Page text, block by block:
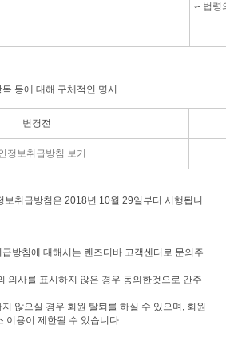
◦- 법
등에 대해 구체적인 명시
변경전
정보취급방침 보기
보취급방침은 2018년 10월 29일부터 시행됩니
방침에 대해서는 렌즈디바 고객센터로 문의주
의사를 표시하지 않은 경우 동의한것으로 간주
않으실 경우 회원 탈퇴를 하실 수 있으며, 회원
이용이 제한될 수 있습니다.